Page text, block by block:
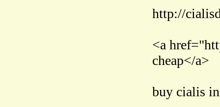
http://
<a
cheap</a>
buy cialis